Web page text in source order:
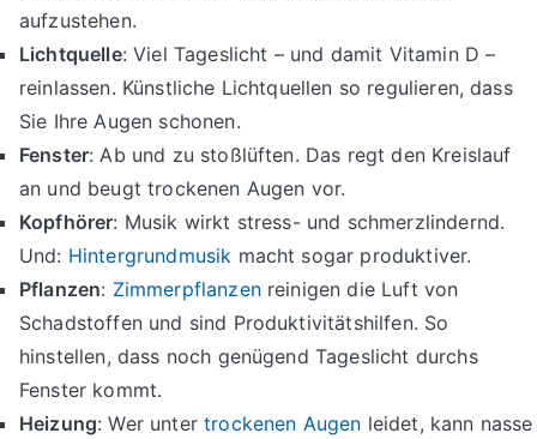
aufzustehen.
Lichtquelle: Viel Tageslicht – und damit Vitamin D –
reinlassen. Künstliche Lichtquellen so regulieren, dass
Sie Ihre Augen schonen.
Fenster: Ab und zu stoßlüften. Das regt den Kreislauf
an und beugt trockenen Augen vor.
Kopfhörer: Musik wirkt stress- und schmerzlindernd.
Und: Hintergrundmusik macht sogar produktiver.
Pflanzen: Zimmerpflanzenreinigen die Luft von
Schadstoffen und sind Produktivitätshilfen. So
hinstellen, dass noch genügend Tageslicht durchs
Fenster kommt.
Heizung: Wer untertrockenen Augen leidet, kann nasse